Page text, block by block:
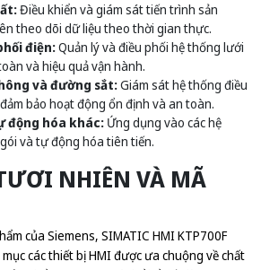
Điều khiển và giám sát tiến trình sản
theo dõi dữ liệu theo thời gian thực.
điện:Quản lý và điều phối hệ thống lưới
và hiệu quả vận hành.
và đường sắt:Giám sát hệ thống điều
bảo hoạt động ổn định và an toàn.
động hóa khác: Ứng dụng vào các hệ
và tự động hóa tiên tiến.
NHIÊN VÀ MÃ
của Siemens, SIMATIC HMI KTP700F
các thiết bị HMI được ưa chuộng về chất